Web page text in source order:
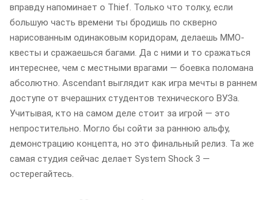
вправду напоминает о Thief. Только что толку, если
большую часть времени ты бродишь по скверно
нарисованным одинаковым коридорам, делаешь MMO-
квесты и сражаешься багами. Да с ними и то сражаться
интереснее, чем с местными врагами — боевка поломана
абсолютно. Ascendant выглядит как игра мечты в раннем
доступе от вчерашних студентов технического ВУЗа.
Учитывая, кто на самом деле стоит за игрой — это
непростительно. Могло бы сойти за раннюю альфу,
демонстрацию концепта, но это финальный релиз. Та же
самая студия сейчас делает System Shock 3 —
остерегайтесь.